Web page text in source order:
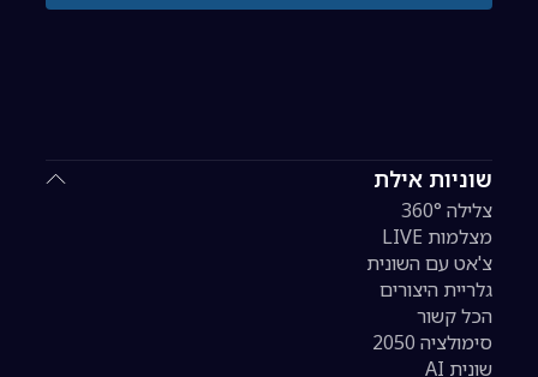
שוניות אילת
צלילה 360°
מצלמות LIVE
צ'אט עם השונית
גלריית היצורים
הכל קשור
סימולציה 2050
שונית AI